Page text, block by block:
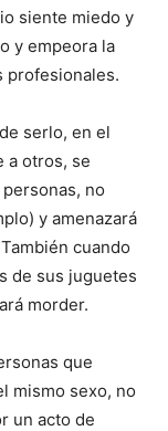
siente miedo y
y empeora la
profesionales.
serlo, en el
a otros, se
no
y amenazará
cuando
de sus juguetes
morder.
que
mismo sexo, no
un acto de